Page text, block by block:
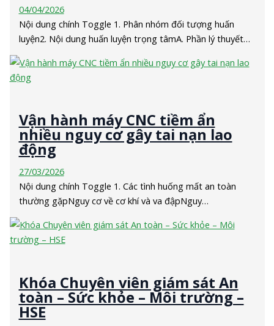
04/04/2026
Nội dung chính Toggle 1. Phân nhóm đối tượng huấn
luyện2. Nội dung huấn luyện trọng tâmA. Phần lý thuyết…
Vận hành máy CNC tiềm ẩn
nhiều nguy cơ gây tai nạn lao
động
27/03/2026
Nội dung chính Toggle 1. Các tình huống mất an toàn
thường gặpNguy cơ về cơ khí và va đậpNguy…
Khóa Chuyên viên giám sát An
toàn – Sức khỏe – Môi trường –
HSE